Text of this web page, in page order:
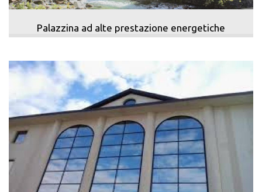
Palazzina ad alte prestazione energetiche